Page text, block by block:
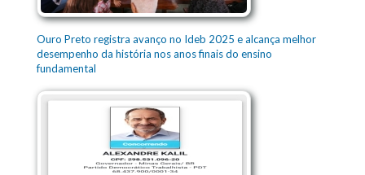
Ouro Preto registra avanço no Ideb 2025 e alcança melhor
desempenho da história nos anos finais do ensino
fundamental